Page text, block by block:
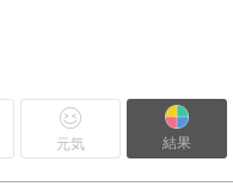
元気 結果